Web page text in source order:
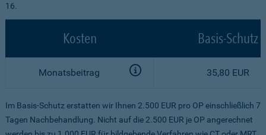
16.
Kosten Basis-Schutz
Monatsbeitrag 35,80 EUR
Im Basis-Schutz erstatten wir Ihnen 2.500 EUR pro OP einschließlich 7
Tagen Nachbehandlung. Nicht auf die 2.500 EUR je OP angerechnet